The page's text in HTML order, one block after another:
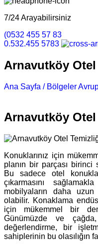
7/24 Arayabilirsiniz
(0532 455 57 83
0.532.455 5783
Arnavutköy
Ana Sayfa / Bölgeler
Arnavutköy
Konuklarınız için
planın bir parçası birinci
Bu sadece otel
çıkarmasını
mobilyaların daha uzun
olabilir. Konaklama
için mükemmel bir
Günümüzde ve
değerlendirme, bir
sahiplerinin bu olasılığın